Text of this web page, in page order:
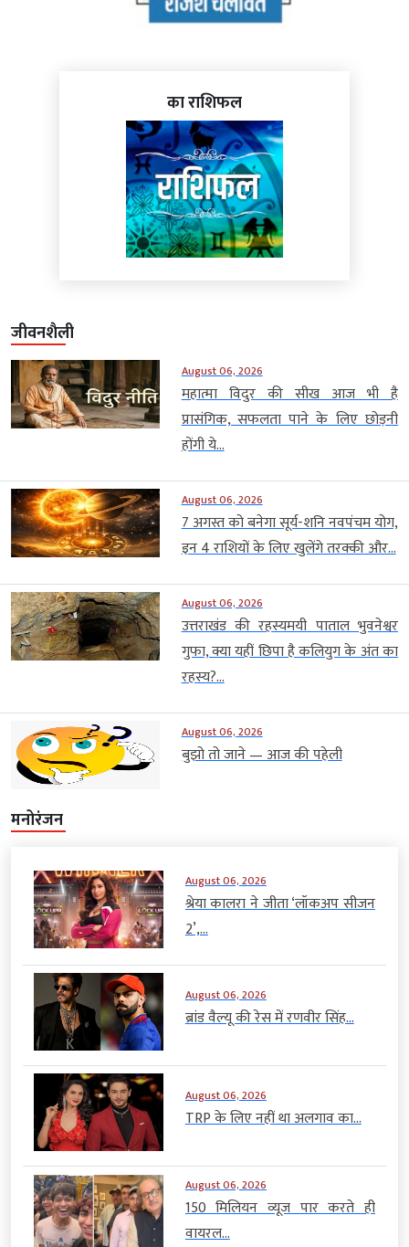
का राशिफल
जीवनशैली
August 06, 2026
महात्मा विदुर की सीख आज भी है
प्रासंगिक, सफलता पाने के लिए छोड़नी
होंगी ये...
August 06, 2026
7 अगस्त को बनेगा सूर्य-शनि नवपंचम योग,
इन 4 राशियों के लिए खुलेंगे तरक्की और...
August 06, 2026
उत्तराखंड की रहस्यमयी पाताल भुवनेश्वर
गुफा, क्या यहीं छिपा है कलियुग के अंत का
रहस्य?...
August 06, 2026
बुझो तो जाने — आज की पहेली
मनोरंजन
August 06, 2026
श्रेया कालरा ने जीता ‘लॉकअप सीजन
2’,...
August 06, 2026
ब्रांड वैल्यू की रेस में रणवीर सिंह...
August 06, 2026
TRP के लिए नहीं था अलगाव का...
August 06, 2026
150 मिलियन व्यूज पार करते ही
वायरल...